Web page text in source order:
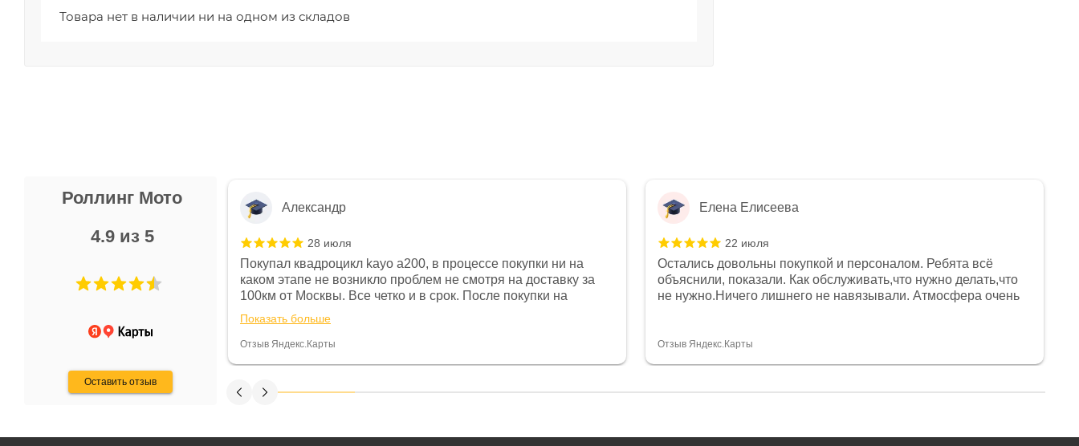
Товара нет в наличии ни на одном из складов
Роллинг Мото
4.9 из 5
Оставить отзыв
Не понравились условия
и дают только на год)
Александр
28 июля
Покупал квадроцикл kayo a200, в процессе покупки ни на
каком этапе не возникло проблем не смотря на доставку за
100км от Москвы. Все четко и в срок. После покупки на
спидометре всегда был 0, при этом представители магазина
постоянно были на связи и в итоге проблема была решена.
Считаю, что это говорит о небезразличии к клиенту после
Показать больше
Отзыв Яндекс.Карты
Елена Елисеева
22 июля
Остались довольны покупкой и персоналом. Ребята всё
объяснили, показали. Как обслуживать,что нужно делать,что
не нужно.Ничего лишнего не навязывали. Атмосфера очень
огромное спасибо Дмитрию, за клиентоориентированность и
Отзыв Яндекс.Карты